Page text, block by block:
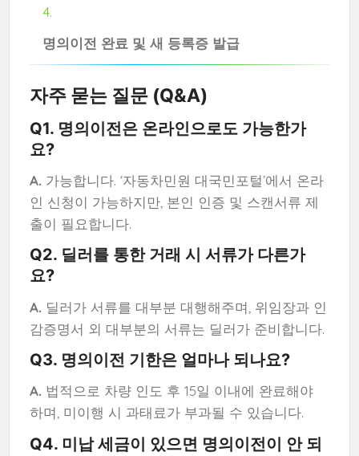
명의이전 완료 및 새 등록증 발급
자주 묻는 질문 (Q&A)
Q1. 명의이전은 온라인으로도 가능한가
요?
A.가능합니다. ‘자동차민원 대국민포털’에서 온라
인 신청이 가능하지만, 본인 인증 및 스캔서류 제
출이 필요합니다.
Q2. 딜러를 통한 거래 시 서류가 다른가
요?
A.딜러가 서류를 대부분 대행해주며, 위임장과 인
감증명서 외 대부분의 서류는 딜러가 준비합니다.
Q3. 명의이전 기한은 얼마나 되나요?
A.법적으로 차량 인도 후 15일 이내에 완료해야
하며, 미이행 시 과태료가 부과될 수 있습니다.
Q4. 미납 세금이 있으면 명의이전이 안 되